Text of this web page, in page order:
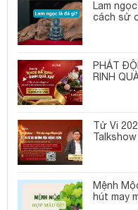
Lam
cách sử
PHÁT
RINH
Tử Vi
Mệnh
hút may